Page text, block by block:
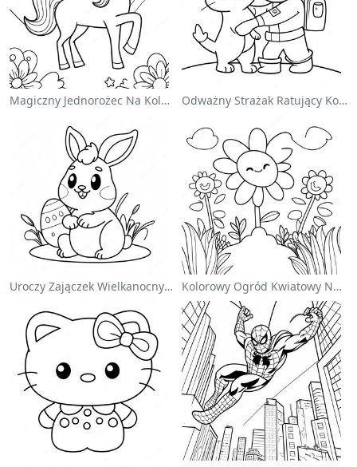
Magiczny Jednorożec Na Kolorowance Z Tęczą Odważny Strażak Ratujący Kota - Kolorowanka
Uroczy Zajączek Wielkanocny Na Kolorowance Kolorowy Ogród Kwiatowy Na Kolorowance